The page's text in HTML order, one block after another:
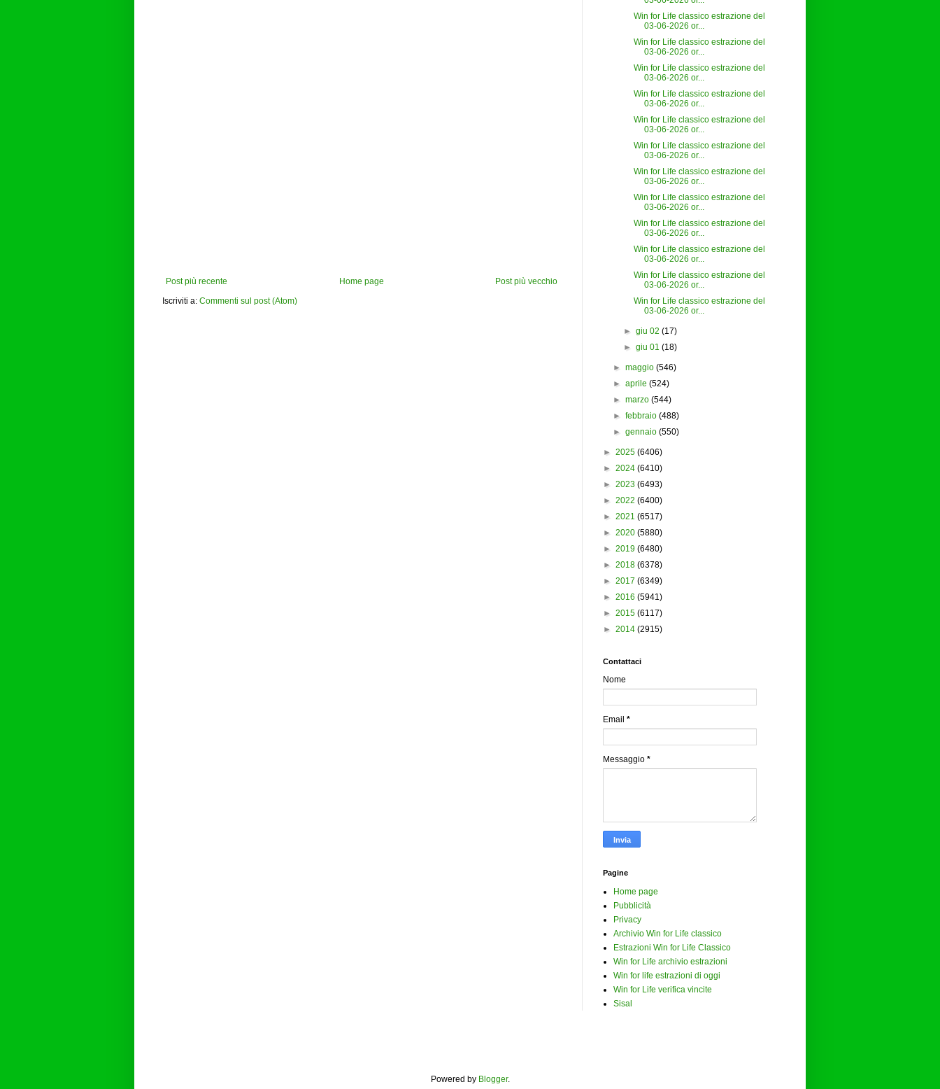
Post più recente Post più vecchio
Home page
Iscriviti a: Commenti sul post (Atom)
Win for Life classico estrazione del
03-06-2026 or...
Win for Life classico estrazione del
03-06-2026 or...
Win for Life classico estrazione del
03-06-2026 or...
Win for Life classico estrazione del
03-06-2026 or...
Win for Life classico estrazione del
03-06-2026 or...
Win for Life classico estrazione del
03-06-2026 or...
Win for Life classico estrazione del
03-06-2026 or...
Win for Life classico estrazione del
03-06-2026 or...
Win for Life classico estrazione del
03-06-2026 or...
Win for Life classico estrazione del
03-06-2026 or...
Win for Life classico estrazione del
03-06-2026 or...
Win for Life classico estrazione del
03-06-2026 or...
► giu 02 (17)
► giu 01 (18)
►maggio (546)
►aprile (524)
►marzo (544)
►febbraio (488)
►gennaio (550)
► 2025 (6406)
► 2024 (6410)
► 2023 (6493)
► 2022 (6400)
► 2021 (6517)
► 2020 (5880)
► 2019 (6480)
► 2018 (6378)
► 2017 (6349)
► 2016 (5941)
► 2015 (6117)
► 2014 (2915)
Contattaci
Nome
Email *
Messaggio *
Pagine
Home page
Pubblicità
Privacy
Archivio Win for Life classico
Estrazioni Win for Life Classico
Win for Life archivio estrazioni
Win for life estrazioni di oggi
Win for Life verifica vincite
Sisal
Powered by Blogger.